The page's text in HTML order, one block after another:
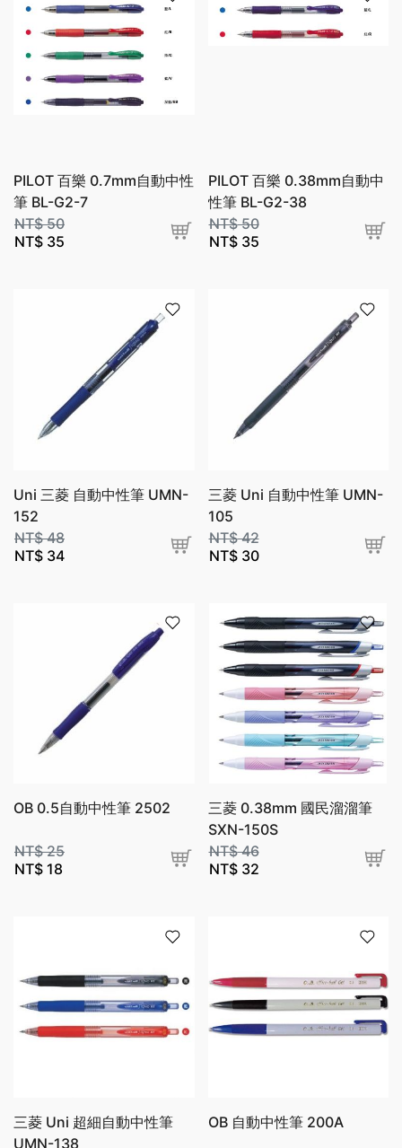
PILOT 百樂 0.7mm自動中性
筆 BL-G2-7
NT$50
NT$ 35
PILOT 百樂 0.38mm自動中
性筆 BL-G2-38
NT$50
NT$35
Uni 三菱 自動中性筆 UMN-
152
NT$48
NT$ 34
三菱 Uni 自動中性筆 UMN-
105
NT$42
NT$30
OB 0.5自動中性筆 2502
NT$25
NT$ 18
三菱 0.38mm 國民溜溜筆
SXN-150S
NT$46
NT$32
三菱 Uni 超細自動中性筆
UMN-138
OB 自動中性筆 200A